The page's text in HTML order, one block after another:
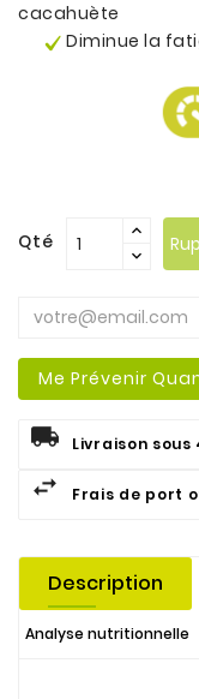
cacahuète
Diminue la
Qté
Me Prévenir
Livraison
Frais de port
Description
Analyse nutritionnelle